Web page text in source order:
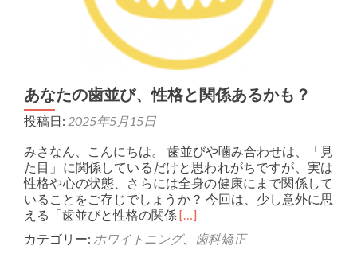
あなたの歯並び、性格と関係あるかも？
投稿日: 2025年5月15日
みさなん、こんにちは。 歯並びや噛み合わせは、「見
た目」に関係しているだけと思われがちですが、実は
性格や心の状態、さらには全身の健康にまで関係して
いることをご存じでしょうか？ 今回は、少し意外に思
える「歯並びと性格の関係Read more about あなたの歯
[…]
カテゴリー: ホワイトニング、 歯科矯正